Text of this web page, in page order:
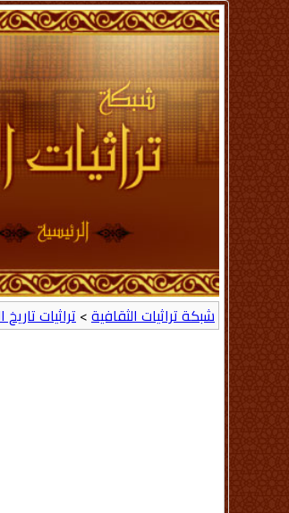
شبكة تراثيات الثقافية>تراثيات